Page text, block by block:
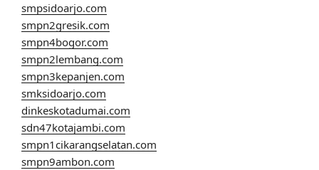
smpsidoarjo.com
smpn2gresik.com
smpn4bogor.com
smpn2lembang.com
smpn3kepanjen.com
smksidoarjo.com
dinkeskotadumai.com
sdn47kotajambi.com
smpn1cikarangselatan.com
smpn9ambon.com